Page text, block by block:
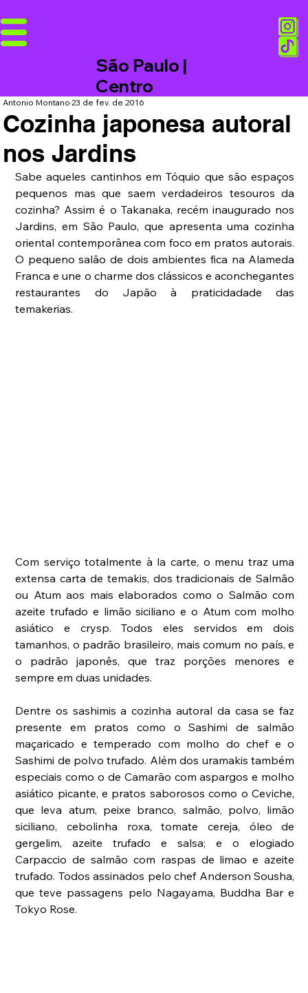
São Paulo |
Centro
Cozinha japonesa autoral
nos Jardins
Antonio Montano23 de fev. de 2016
Sabe aqueles cantinhos em Tóquio que são espaços
pequenos mas que saem verdadeiros tesouros da
cozinha? Assim é o Takanaka, recém inaugurado nos
Jardins, em São Paulo, que apresenta uma cozinha
oriental contemporânea com foco em pratos autorais.
O pequeno salão de dois ambientes fica na Alameda
Franca e une o charme dos clássicos e aconchegantes
restaurantes do Japão à praticidadade das
temakerias.
Com serviço totalmente à la carte, o menu traz uma
extensa carta de temakis, dos tradicionais de Salmão
ou Atum aos mais elaborados como o Salmão com
azeite trufado e limão siciliano e o Atum com molho
asiático e crysp. Todos eles servidos em dois
tamanhos, o padrão brasileiro, mais comum no país, e
o padrão japonês, que traz porções menores e
sempre em duas unidades.
Dentre os sashimis a cozinha autoral da casa se faz
presente em pratos como o Sashimi de salmão
maçaricado e temperado com molho do chef e o
Sashimi de polvo trufado. Além dos uramakis também
especiais como o de Camarão com aspargos e molho
asiático picante, e pratos saborosos como o Ceviche,
que leva atum, peixe branco, salmão, polvo, limão
siciliano, cebolinha roxa, tomate cereja, óleo de
gergelim, azeite trufado e salsa; e o elogiado
Carpaccio de salmão com raspas de limao e azeite
trufado. Todos assinados pelo chef Anderson Sousha,
que teve passagens pelo Nagayama, Buddha Bar e
Tokyo Rose.